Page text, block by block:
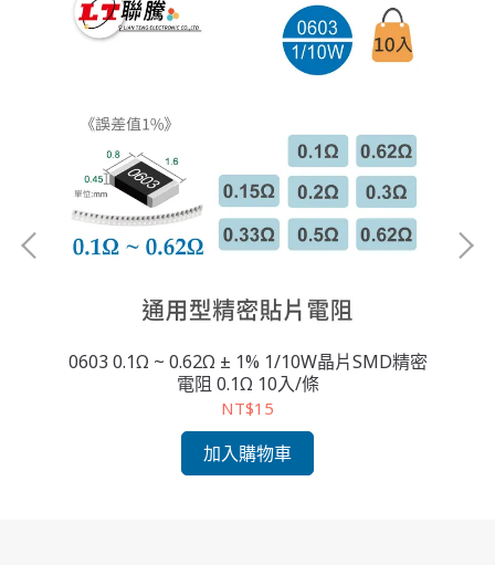
0603 0.1Ω ~ 0.62Ω ± 1% 1/10W晶片SMD精密
電阻 0.1Ω 10入/條
NT$15
加入購物車